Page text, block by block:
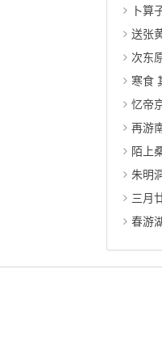
卜算
送张
次东
寒食
忆帝
再游
陌上
朱明
三月
春游